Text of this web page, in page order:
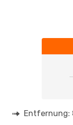
Entfernung: